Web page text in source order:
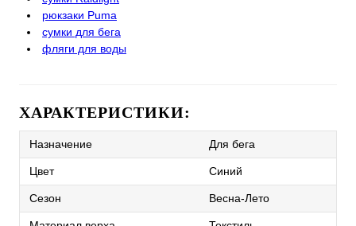
рюкзаки Puma
сумки для бега
фляги для воды
ХАРАКТЕРИСТИКИ:
Назначение Для бега
Цвет Синий
Сезон Весна-Лето